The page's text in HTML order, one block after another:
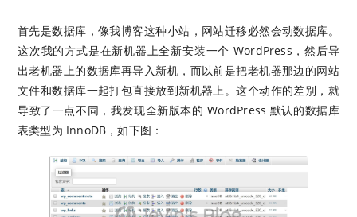
首先是数据库，像我博客这种小站，网站迁移必然会动数据库。
这次我的方式是在新机器上全新安装一个 WordPress，然后导
出老机器上的数据库再导入新机，而以前是把老机器那边的网站
文件和数据库一起打包直接放到新机器上。这个动作的差别，就
导致了一点不同，我发现全新版本的 WordPress 默认的数据库
表类型为 InnoDB，如下图：